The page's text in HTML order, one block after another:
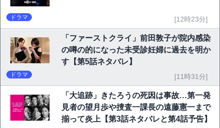
ドラマ [12時23分]
「ファーストクライ」前田敦子が院内感染
の噂の的になった未受診妊婦に過去を明か
す【第5話ネタバレ】
ドラマ [11時31分]
「大追跡」きたろうの死因は事故…第一発
見者の望月歩や捜査一課長の遠藤憲一まで
揃って炎上【第3話ネタバレと第4話予告】